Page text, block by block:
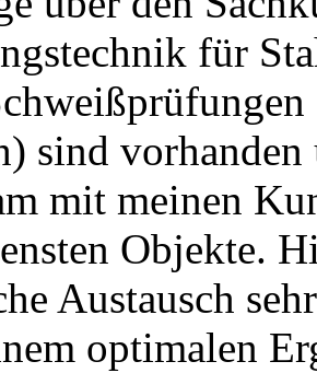
für
sind
mit meinen
Objekte.
Austausch
optimalen